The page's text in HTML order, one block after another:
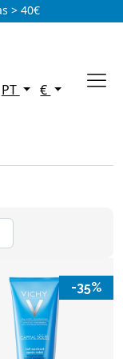
> 40€
PT €
-35%